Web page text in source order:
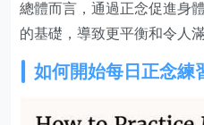
總體而言，通過正念促進身
的基礎，導致更平衡和令人
如何開始每日正念練